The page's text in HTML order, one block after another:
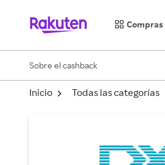
Compras
Sobre el cashback
Inicio Todas las categorías